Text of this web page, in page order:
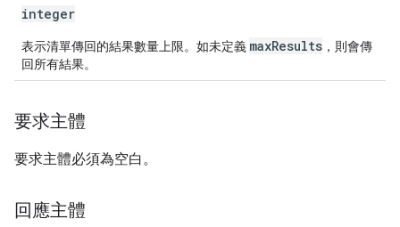
integer
表示清單傳回的結果數量上限。如未定義 maxResults ，則會傳
回所有結果。
要求主體
要求主體必須為空白。
回應主體